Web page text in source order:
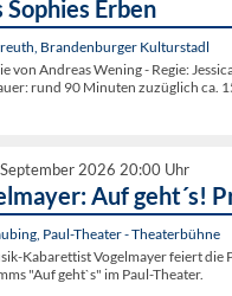
Sophies Erben
Brandenburger Kulturstadl
von Andreas Wening - Regie:
rund 90 Minuten zuzüglich ca.
2026 20:00 Uhr
Auf geht´s!
Paul-Theater - Theaterbühne
Kabarettist Vogelmayer feiert die
"Auf geht`s" im Paul-Theater.